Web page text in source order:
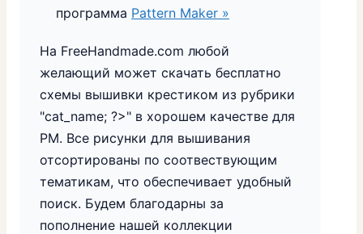
программа Pattern Maker »
На FreeHandmade.com любой
желающий может скачать бесплатно
схемы вышивки крестиком из рубрики
"cat_name; ?>" в хорошем качестве для
PM. Все рисунки для вышивания
отсортированы по соотвествующим
тематикам, что обеспечивает удобный
поиск. Будем благодарны за
пополнение нашей коллекции